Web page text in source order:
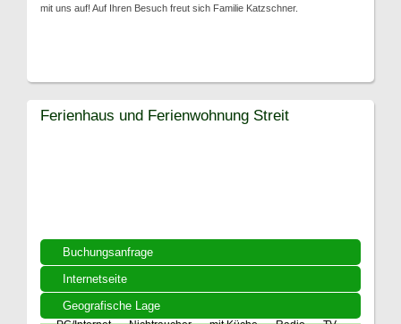
mit uns auf! Auf Ihren Besuch freut sich Familie Katzschner.
Buchungsanfrage
Internetseite
Geografische Lage
Ferienhaus und Ferienwohnung Streit